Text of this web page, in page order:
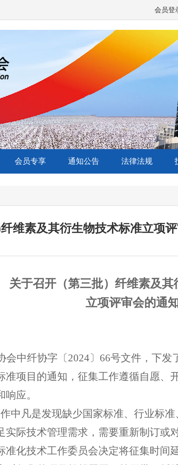
会员登
会员专享 通知公告 法律法规
维素及其衍生物技术标准立项
关于召开（第三批）纤维素及
立项评审会的通
会中纤协字 〔2024〕 66号文件，下发
项目的通知， 征集工作遵循自愿、
应。
中凡是发现缺少国家标准、行业标
实际技术管理需求，需要重新制订或
准化技术工作委员会决定将征集时间